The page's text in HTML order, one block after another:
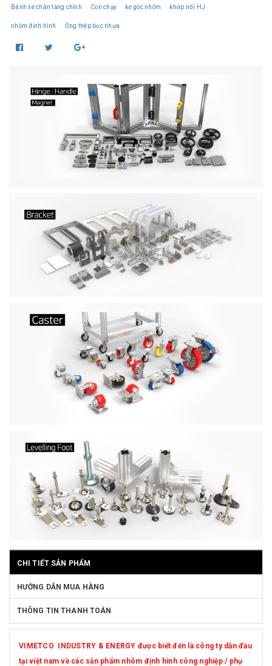
Bánh xe chân tăng chỉnh Con chạy ke góc nhôm khớp nối HJ
nhôm định hình Ống thép bọc nhựa
CHI TIẾT SẢN PHẨM
HƯỚNG DẪN MUA HÀNG
THÔNG TIN THANH TOÁN
VIMETCO INDUSTRY & ENERGY được biết đến là công ty dẫn đầu
tại việt nam về các sản phẩm nhôm định hình công nghiệp / phụ